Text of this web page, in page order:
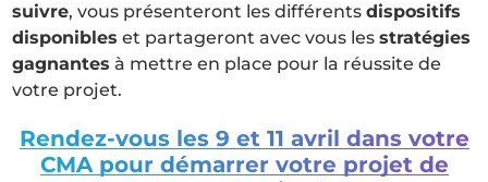
suivre, vous présenteront les différentsdispositifs
disponibles et partageront avec vous lesstratégies
gagnantes à mettre en place pour la réussite de
votre projet.
Rendez-vous les 9 et 11 avril dans votre
CMA pour démarrer votre projet de